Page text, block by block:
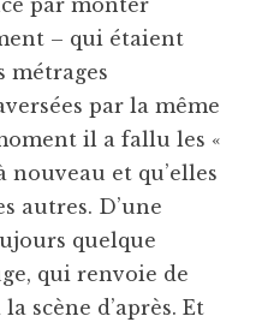
par monter
– qui étaient
métrages
par la même
il a fallu les «
nouveau et qu’elles
autres. D’une
quelque
qui renvoie de
scène d’après. Et